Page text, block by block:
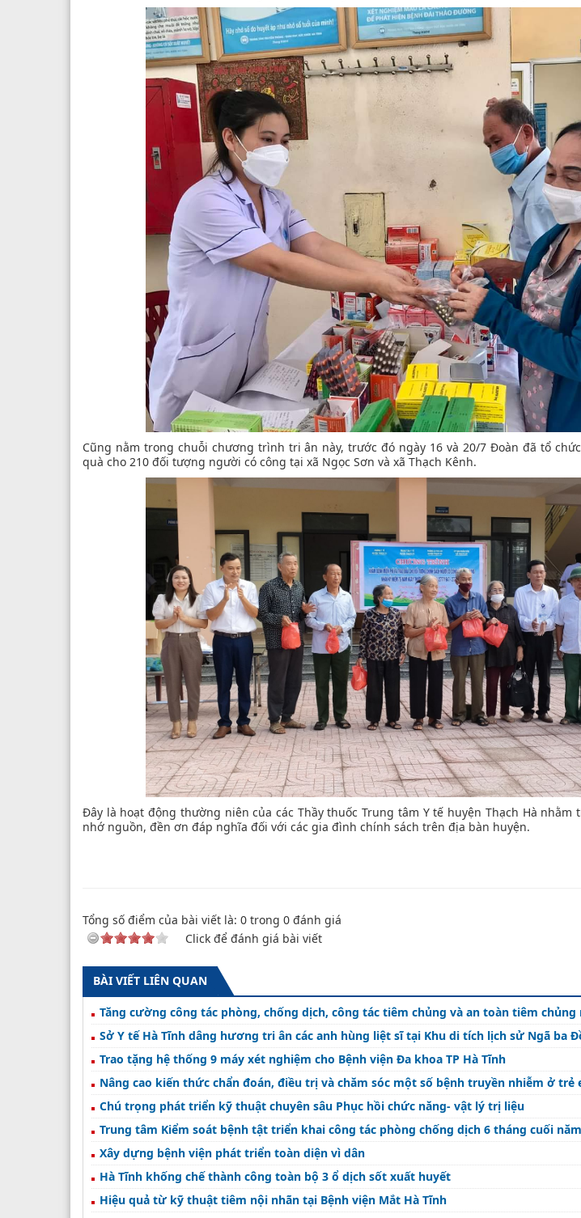
Cũng nằm trong chuỗi chương trình tri ân này, trước đó ngày 16 và 20/7 Đoàn đã tổ
quà cho 210 đối tượng người có công tại xã Ngọc Sơn và xã Thạch Kênh.
Đây là hoạt động thường niên của các Thầy thuốc Trung tâm Y tế huyện Thạch Hà
nhớ nguồn, đền ơn đáp nghĩa đối với các gia đình chính sách trên địa bàn huyện.
Tổng số điểm của bài viết là: 0 trong 0 đánh giá
Click để đánh giá bài viết
BÀI VIẾT LIÊN QUAN
Tăng cường công tác phòng, chống dịch, công tác tiêm chủng và an toàn tiêm chủng
Sở Y tế Hà Tĩnh dâng hương tri ân các anh hùng liệt sĩ tại Khu di tích lịch sử Ngã ba
Trao tặng hệ thống 9 máy xét nghiệm cho Bệnh viện Đa khoa TP Hà Tĩnh
Nâng cao kiến thức chẩn đoán, điều trị và chăm sóc một số bệnh truyền nhiễm ở trẻ
Chú trọng phát triển kỹ thuật chuyên sâu Phục hồi chức năng- vật lý trị liệu
Trung tâm Kiểm soát bệnh tật triển khai công tác phòng chống dịch 6 tháng cuối năm
Xây dựng bệnh viện phát triển toàn diện vì dân
Hà Tĩnh khống chế thành công toàn bộ 3 ổ dịch sốt xuất huyết
Hiệu quả từ kỹ thuật tiêm nội nhãn tại Bệnh viện Mắt Hà Tĩnh